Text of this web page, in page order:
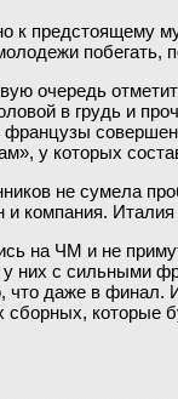
к предстоящему
побегать,
очередь
в грудь и
у которых
не сумела
на ЧМ и не
них с сильными
что даже в
которые